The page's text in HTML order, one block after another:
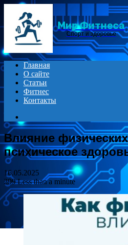
Menu
Мир Фитнеса
Спорт и здоровье
Главная
О сайте
Статьи
Фитнес
Контакты
for
Влияние физических
психическое
16.05.2025
299Less than a minute